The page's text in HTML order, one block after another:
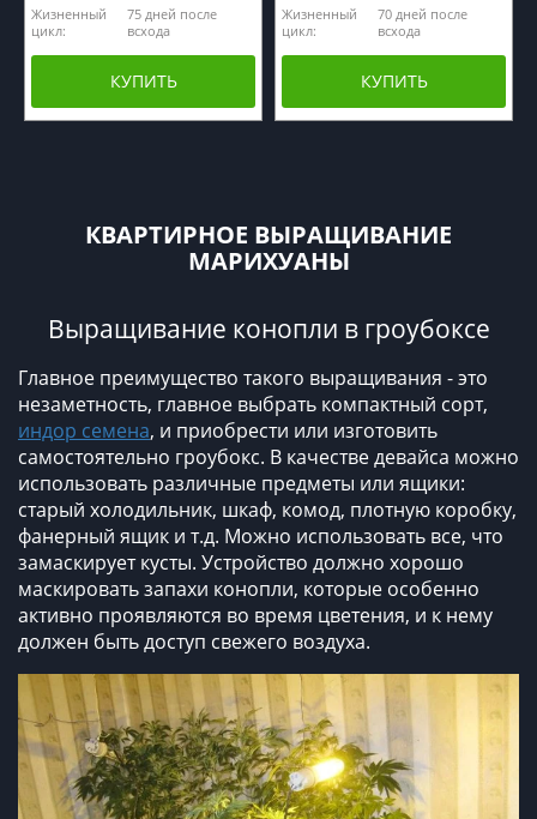
Жизненный
цикл:
75 дней после
всхода
КУПИТЬ
Жизненный
цикл:
70 дней после
всхода
КУПИТЬ
КВАРТИРНОЕ ВЫРАЩИВАНИЕ
МАРИХУАНЫ
Выращивание конопли в гроубоксе
Главное преимущество такого выращивания - это
незаметность, главное выбрать компактный сорт,
индор семена, и приобрести или изготовить
самостоятельно гроубокс. В качестве девайса можно
использовать различные предметы или ящики:
старый холодильник, шкаф, комод, плотную коробку,
фанерный ящик и т.д. Можно использовать все, что
замаскирует кусты. Устройство должно хорошо
маскировать запахи конопли, которые особенно
активно проявляются во время цветения, и к нему
должен быть доступ свежего воздуха.